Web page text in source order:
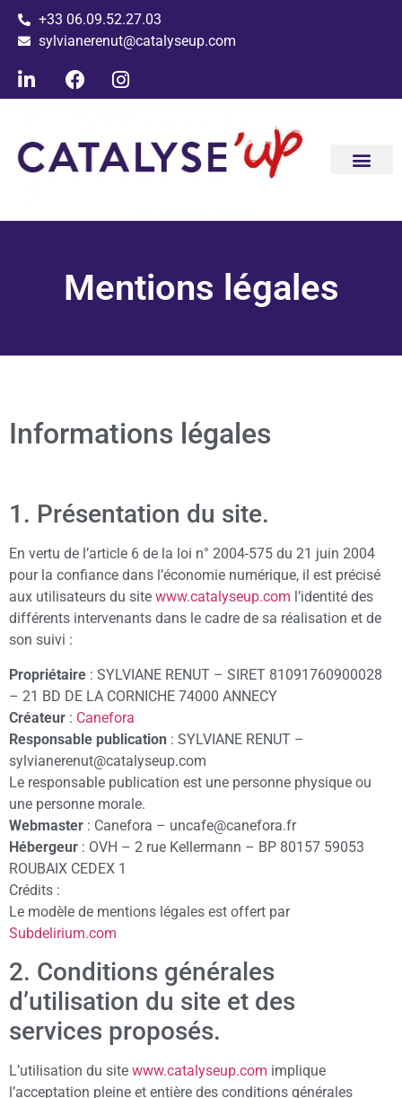
+33 06.09.52.27.03
sylvianerenut@catalyseup.com
Mentions légales
Informations légales
1. Présentation du site.
En vertu de l’article 6 de la loi n° 2004-575 du 21 juin 2004
pour la confiance dans l’économie numérique, il est précisé
aux utilisateurs du site www.catalyseup.com l’identité des
différents intervenants dans le cadre de sa réalisation et de
son suivi :
Propriétaire : SYLVIANE RENUT – SIRET 81091760900028
– 21 BD DE LA CORNICHE 74000 ANNECY
Créateur : Canefora
Responsable publication : SYLVIANE RENUT –
sylvianerenut@catalyseup.com
Le responsable publication est une personne physique ou
une personne morale.
Webmaster : Canefora – uncafe@canefora.fr
Hébergeur : OVH – 2 rue Kellermann – BP 80157 59053
ROUBAIX CEDEX 1
Crédits :
Le modèle de mentions légales est offert par
Subdelirium.com
2. Conditions générales
d’utilisation du site et des
services proposés.
L’utilisation du site www.catalyseup.com implique
l’acceptation pleine et entière des conditions générales